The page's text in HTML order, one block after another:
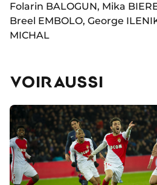
Folarin BALOGUN, Mika
Breel EMBOLO, George
MICHAL
VOIR AUSSI